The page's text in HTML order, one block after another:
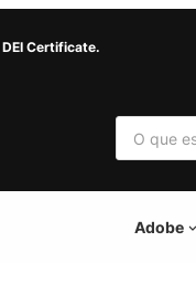
DEI Certificate.
P
s
u
Adobe